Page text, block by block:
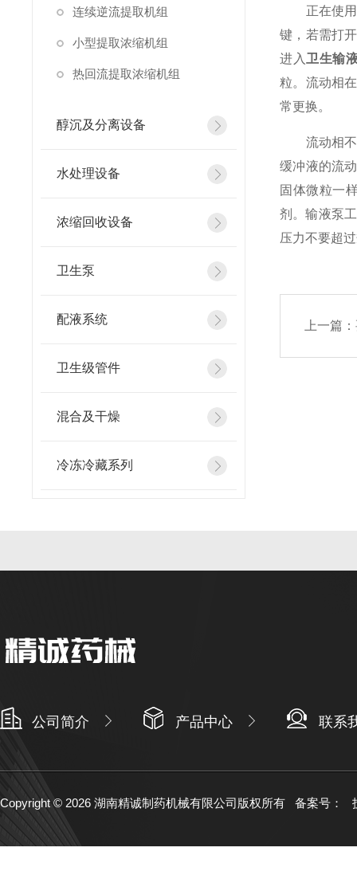
正在使用卫
键，若需打
进入 卫生输
粒。流动相
常更换。
流动相不应
缓冲液的流
固体微粒一
剂。输液泵
压力不要超
上一篇：
连续逆流提取机组
小型提取浓缩机组
热回流提取浓缩机组
醇沉及分离设备
水处理设备
浓缩回收设备
卫生泵
配液系统
卫生级管件
混合及干燥
冷冻冷藏系列
公司简介 产品中心 联系
Copyright © 2026 湖南精诚制药机械有限公司版权所有 备案号：